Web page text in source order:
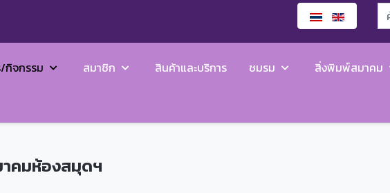
กิจกรรม สมาชิก สินค้าและบริการ ชมรม สิ่งพิมพ์สมาคม
าคมห้องสมุดฯ